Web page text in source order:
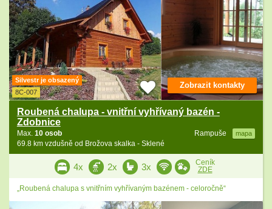
Silvestr je obsazený
8C-007
Roubená chalupa - vnitřní vyhřívaný bazén -
Zdobnice
Rampuše mapa
Max. 10 osob
69.8 km vzdušně od Brožova skalka - Sklené
Zobrazit kontakty
4x 2x 3x
Ceník
ZDE
„Roubená chalupa s vnitřním vyhřívaným bazénem - celoročně“